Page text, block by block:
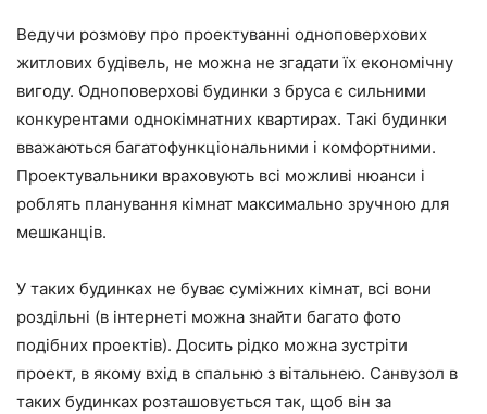
Ведучи розмову про проектуванні одноповерхових
житлових будівель, не можна не згадати їх економічну
вигоду. Одноповерхові будинки з бруса є сильними
конкурентами однокімнатних квартирах. Такі будинки
вважаються багатофункціональними і комфортними.
Проектувальники враховують всі можливі нюанси і
роблять планування кімнат максимально зручною для
мешканців.
У таких будинках не буває суміжних кімнат, всі вони
роздільні (в інтернеті можна знайти багато фото
подібних проектів). Досить рідко можна зустріти
проект, в якому вхід в спальню з вітальнею. Санвузол в
таких будинках розташовується так, щоб він за